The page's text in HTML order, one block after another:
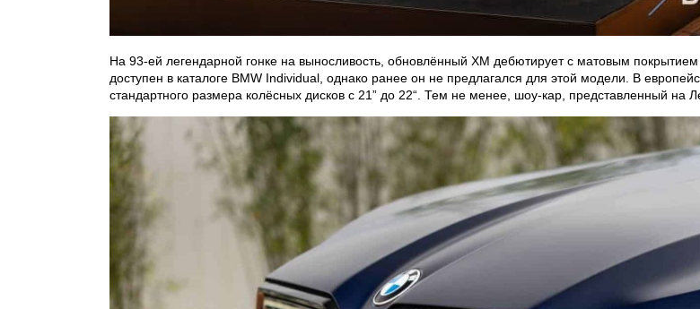
На 93-ей легендарной гонке на выносливость, обновлённый XM дебютирует с матовым
доступен в каталоге BMW Individual, однако ранее он не предлагался для этой модели. В
стандартного размера колёсных дисков с 21” до 22“. Тем не менее, шоу-кар, представленный на